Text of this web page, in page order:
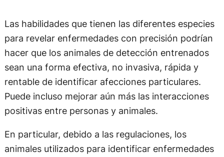
Las habilidades que tienen las diferentes especies
para revelar enfermedades con precisión podrían
hacer que los animales de detección entrenados
sean una forma efectiva, no invasiva, rápida y
rentable de identificar afecciones particulares.
Puede incluso mejorar aún más las interacciones
positivas entre personas y animales.
En particular, debido a las regulaciones, los
animales utilizados para identificar enfermedades